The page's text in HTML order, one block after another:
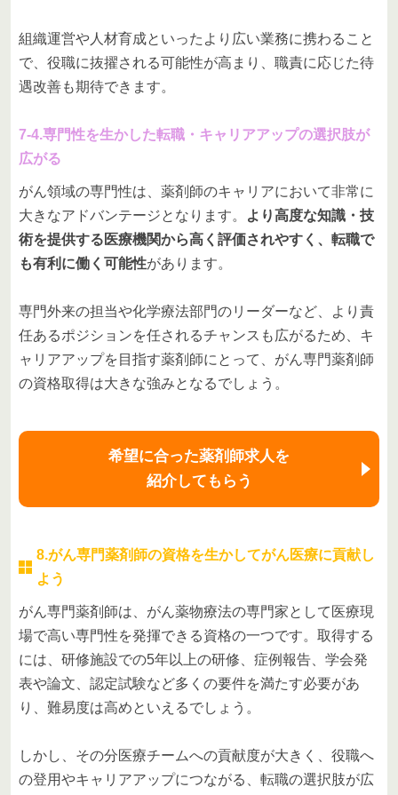
組織運営や人材育成といったより広い業務に携わること
で、役職に抜擢される可能性が高まり、職責に応じた待
遇改善も期待できます。
7-4.専門性を生かした転職・キャリアアップの選択肢が
広がる
がん領域の専門性は、薬剤師のキャリアにおいて非常に
大きなアドバンテージとなります。
より高度な知識・技
術を提供する医療機関から高く評価されやすく、転職で
も有利に働く可能性があります。
専門外来の担当や化学療法部門のリーダーなど、より責
任あるポジションを任されるチャンスも広がるため、キ
ャリアアップを目指す薬剤師にとって、がん専門薬剤師
の資格取得は大きな強みとなるでしょう。
希望に合った薬剤師求人を
紹介してもらう
8.がん専門薬剤師の資格を生かしてがん医療に貢献し
よう
がん専門薬剤師は、がん薬物療法の専門家として医療現
場で高い専門性を発揮できる資格の一つです。取得する
には、研修施設での5年以上の研修、症例報告、学会発
表や論文、認定試験など多くの要件を満たす必要があ
り、難易度は高めといえるでしょう。
しかし、その分医療チームへの貢献度が大きく、役職へ
の登用やキャリアアップにつながる、転職の選択肢が広